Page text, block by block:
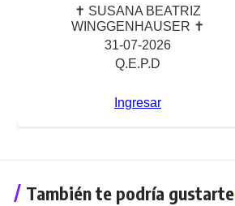
También te podría gustarte